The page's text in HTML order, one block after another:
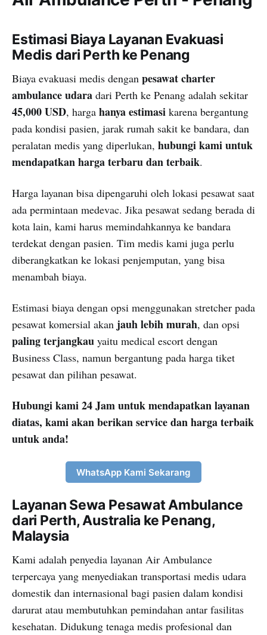
Estimasi Biaya Layanan Evakuasi
Medis dari Perth ke Penang
Biaya evakuasi medis dengan pesawat charter
ambulance udara dari Perth ke Penang adalah sekitar
45,000 USD, harga hanya estimasi karena bergantung
pada kondisi pasien, jarak rumah sakit ke bandara, dan
peralatan medis yang diperlukan, hubungi kami untuk
mendapatkan harga terbaru dan terbaik.
Harga layanan bisa dipengaruhi oleh lokasi pesawat saat
ada permintaan medevac. Jika pesawat sedang berada di
kota lain, kami harus memindahkannya ke bandara
terdekat dengan pasien. Tim medis kami juga perlu
diberangkatkan ke lokasi penjemputan, yang bisa
menambah biaya.
Estimasi biaya dengan opsi menggunakan stretcher pada
pesawat komersial akan jauh lebih murah, dan opsi
paling terjangkau yaitu medical escort dengan
Business Class, namun bergantung pada harga tiket
pesawat dan pilihan pesawat.
Hubungi kami 24 Jam untuk mendapatkan layanan
diatas, kami akan berikan service dan harga terbaik
untuk anda!
WhatsApp Kami Sekarang
Layanan Sewa Pesawat Ambulance
dari Perth, Australia ke Penang,
Malaysia
Kami adalah penyedia layanan Air Ambulance
terpercaya yang menyediakan transportasi medis udara
domestik dan internasional bagi pasien dalam kondisi
darurat atau membutuhkan pemindahan antar fasilitas
kesehatan. Didukung tenaga medis profesional dan